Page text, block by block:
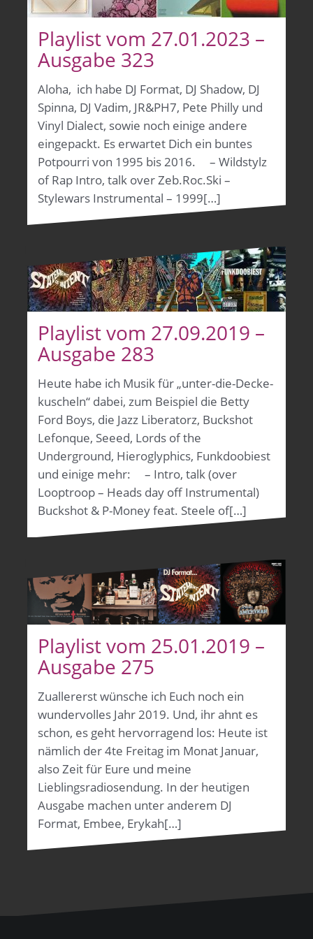
Playlist vom 27.01.2023 –
Ausgabe 323
Aloha, ich habe DJ Format, DJ Shadow, DJ
Spinna, DJ Vadim, JR&PH7, Pete Philly und
Vinyl Dialect, sowie noch einige andere
eingepackt. Es erwartet Dich ein buntes
Potpourri von 1995 bis 2016. – Wildstylz
of Rap Intro, talk over Zeb.Roc.Ski –
Stylewars Instrumental – 1999[…]
Playlist vom 27.09.2019 –
Ausgabe 283
Heute habe ich Musik für „unter-die-Decke-
kuscheln“ dabei, zum Beispiel die Betty
Ford Boys, die Jazz Liberatorz, Buckshot
Lefonque, Seeed, Lords of the
Underground, Hieroglyphics, Funkdoobiest
und einige mehr: – Intro, talk (over
Looptroop – Heads day off Instrumental)
Buckshot & P-Money feat. Steele of[…]
Playlist vom 25.01.2019 –
Ausgabe 275
Zuallererst wünsche ich Euch noch ein
wundervolles Jahr 2019. Und, ihr ahnt es
schon, es geht hervorragend los: Heute ist
nämlich der 4te Freitag im Monat Januar,
also Zeit für Eure und meine
Lieblingsradiosendung. In der heutigen
Ausgabe machen unter anderem DJ
Format, Embee, Erykah[…]